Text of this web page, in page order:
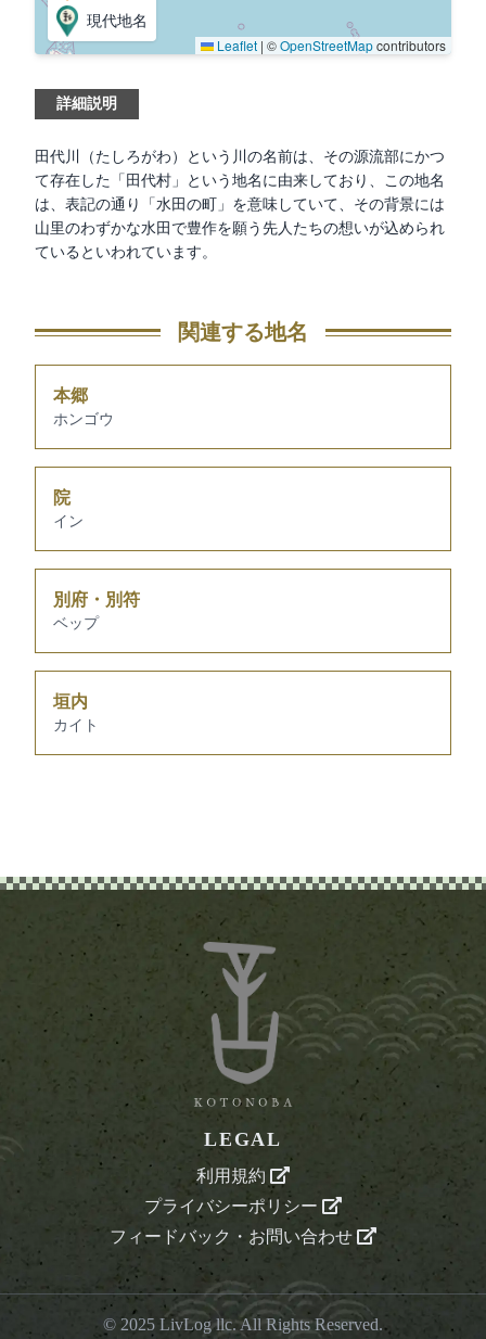
現代地名
Leaflet | ©OpenStreetMapcontributors
詳細説明
田代川（たしろがわ）という川の名前は、その源流部にかつ
て存在した「田代村」という地名に由来しており、この地名
は、表記の通り「水田の町」を意味していて、その背景には
山里のわずかな水田で豊作を願う先人たちの想いが込められ
ているといわれています。
関連する地名
本郷
ホンゴウ
院
イン
別府・別符
ベップ
垣内
カイト
LEGAL
利用規約
プライバシーポリシー
フィードバック・お問い合わせ
© 2025 LivLog llc. All Rights Reserved.